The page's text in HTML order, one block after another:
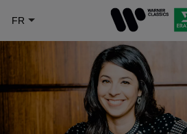
main
content